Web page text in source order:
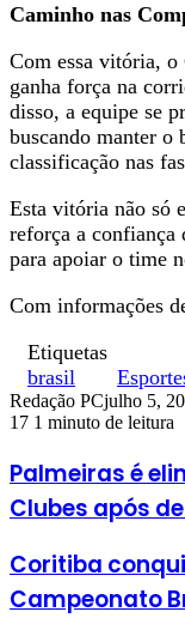
Caminho nas
Com essa vitória, o
ganha força na
disso, a equipe se
buscando manter o
classificação nas
Esta vitória não só
reforça a confiança
para apoiar o time
Com informações
Etiquetas
brasil
Redação PCjulho 5,
17 1 minuto de leitura
Palmeiras é
Clubes após
Coritiba
Campeonato